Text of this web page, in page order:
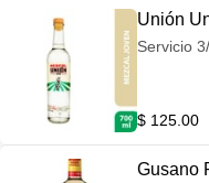
Unión
Servicio
$ 125.00
Gusano